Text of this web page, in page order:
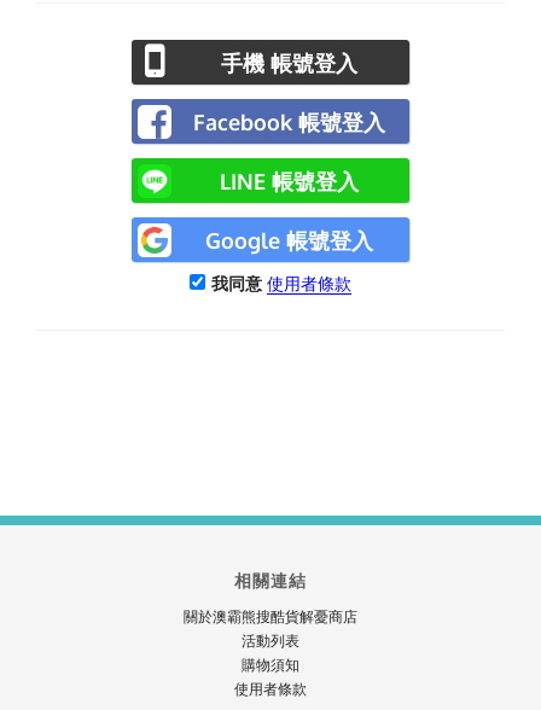
手機 帳號登入
Facebook 帳號登入
LINE 帳號登入
Google 帳號登入
我同意 使用者條款
相關連結
關於澳霸熊搜酷貨解憂商店
活動列表
購物須知
使用者條款